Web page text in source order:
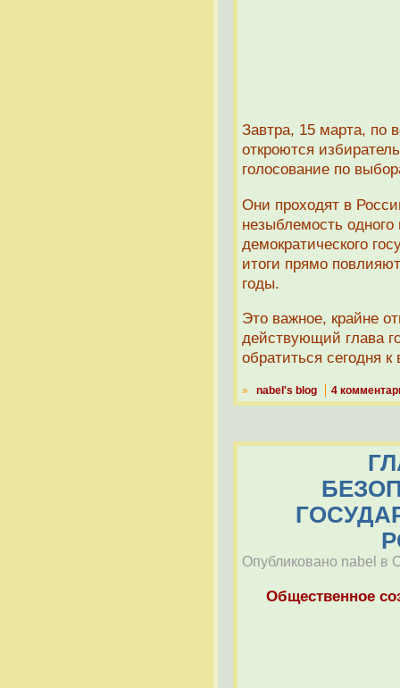
Завтра, 15 марта, по
откроются
голосование по
Они проходят в
незыблемость
демократического
итоги прямо
годы.
Это важное, крайне
действующий глава
обратиться сегодня к
» nabel's blog 4
Опубликовано nabel в
Общественное